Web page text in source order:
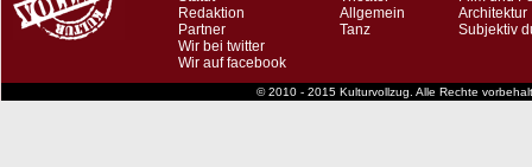
Redaktion
Partner
Wir bei twitter
Wir auf facebook
Allgemein
Tanz
Architektur
Subjektiv
© 2010 - 2015 Kulturvollzug. Alle Rechte